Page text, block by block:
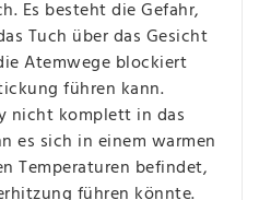
Es besteht die Gefahr,
Tuch über das Gesicht
Atemwege blockiert
führen kann.
nicht komplett in das
es sich in einem warmen
Temperaturen befindet,
führen könnte.